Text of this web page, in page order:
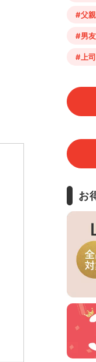
#父親
#男
#上
お